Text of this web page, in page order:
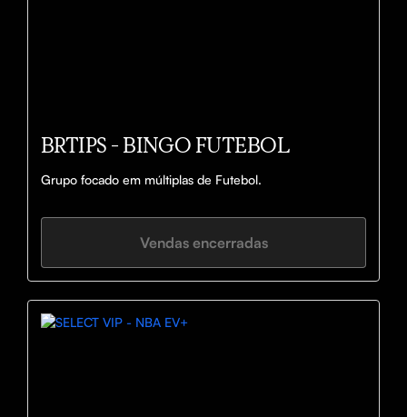
BRTIPS - BINGO FUTEBOL
Grupo focado em múltiplas de Futebol.
Vendas encerradas